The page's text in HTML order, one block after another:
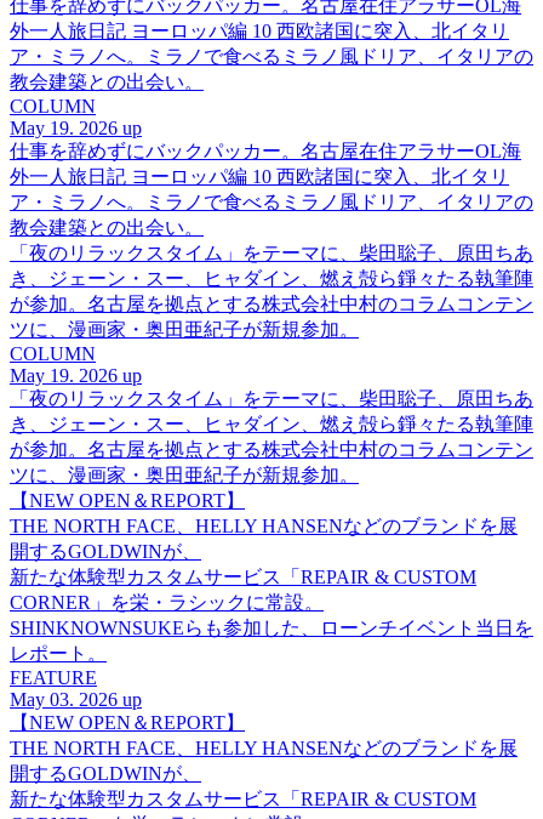
仕事を辞めずにバックパッカー。名古屋在住アラサーOL海
外一人旅日記 ヨーロッパ編 10 西欧諸国に突入、北イタリ
ア・ミラノへ。ミラノで食べるミラノ風ドリア、イタリアの
教会建築との出会い。
COLUMN
May 19. 2026 up
仕事を辞めずにバックパッカー。名古屋在住アラサーOL海
外一人旅日記 ヨーロッパ編 10 西欧諸国に突入、北イタリ
ア・ミラノへ。ミラノで食べるミラノ風ドリア、イタリアの
教会建築との出会い。
「夜のリラックスタイム」をテーマに、柴田聡子、原田ちあ
き、ジェーン・スー、ヒャダイン、燃え殻ら錚々たる執筆陣
が参加。名古屋を拠点とする株式会社中村のコラムコンテン
ツに、漫画家・奥田亜紀子が新規参加。
COLUMN
May 19. 2026 up
「夜のリラックスタイム」をテーマに、柴田聡子、原田ちあ
き、ジェーン・スー、ヒャダイン、燃え殻ら錚々たる執筆陣
が参加。名古屋を拠点とする株式会社中村のコラムコンテン
ツに、漫画家・奥田亜紀子が新規参加。
【NEW OPEN＆REPORT】
THE NORTH FACE、HELLY HANSENなどのブランドを展
開するGOLDWINが、
新たな体験型カスタムサービス「REPAIR & CUSTOM
CORNER」を栄・ラシックに常設。
SHINKNOWNSUKEらも参加した、ローンチイベント当日を
レポート。
FEATURE
May 03. 2026 up
【NEW OPEN＆REPORT】
THE NORTH FACE、HELLY HANSENなどのブランドを展
開するGOLDWINが、
新たな体験型カスタムサービス「REPAIR & CUSTOM